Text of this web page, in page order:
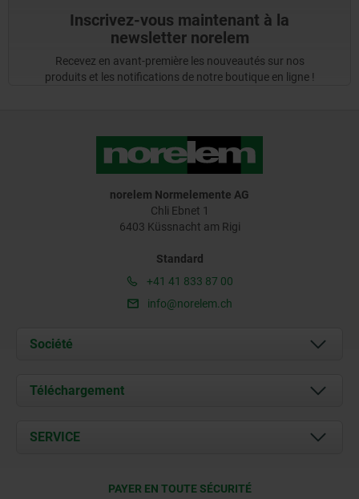
Inscrivez-vous maintenant à la
newsletter norelem
Recevez en avant-première les nouveautés sur nos
produits et les notifications de notre boutique en ligne !
norelem Normelemente AG
Chli Ebnet 1
6403 Küssnacht am Rigi
Standard
+41 41 833 87 00
info@norelem.ch
Société
À propos de nous
Contact
Téléchargement
Documents
SERVICE
PAYER EN TOUTE SÉCURITÉ